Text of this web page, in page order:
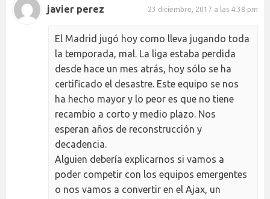
javier perez 23 diciembre, 2017 a las 4:38 pm
El Madrid jugó hoy como lleva jugando toda
la temporada, mal. La liga estaba perdida
desde hace un mes atrás, hoy sólo se ha
certificado el desastre. Este equipo se nos
ha hecho mayor y lo peor es que no tiene
recambio a corto y medio plazo. Nos
esperan años de reconstrucción y
decadencia.
Alguien debería explicarnos si vamos a
poder competir con los equipos emergentes
o nos vamos a convertir en el Ajax, un